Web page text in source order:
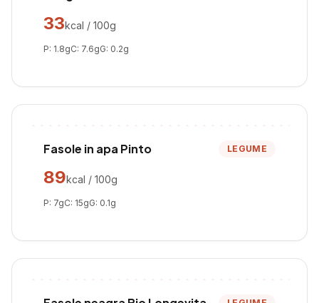
33kcal / 100g
P: 1.8gC: 7.6gG: 0.2g
Fasole in apa Pinto LEGUME
89kcal / 100g
P: 7gC: 15gG: 0.1g